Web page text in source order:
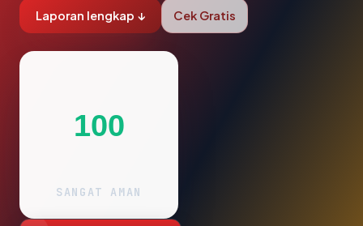
Laporan lengkap ↓ Cek Gratis
100
SANGAT AMAN